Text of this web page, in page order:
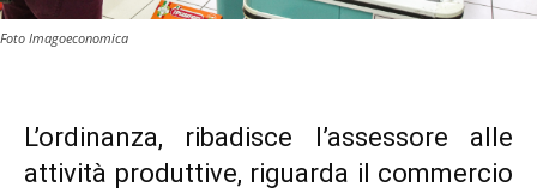
Foto Imagoeconomica
L’ordinanza, ribadisce l’assessore alle
attività produttive, riguarda il commercio